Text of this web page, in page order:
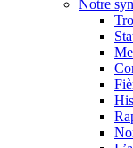
Notre